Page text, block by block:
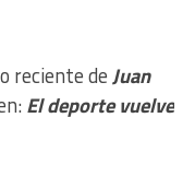
reciente deJuan
El deporte vuelve